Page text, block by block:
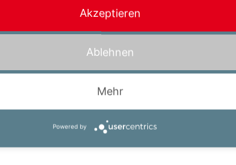
Akzeptieren
Ablehnen
Mehr
Powered by